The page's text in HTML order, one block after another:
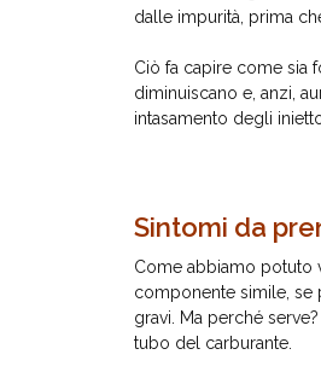
dalle impurità, prima
Ciò fa capire come sia
diminuiscano e, anzi,
intasamento degli
Sintomi da
Come abbiamo potuto
componente simile, se
gravi. Ma perché
tubo del carburante.